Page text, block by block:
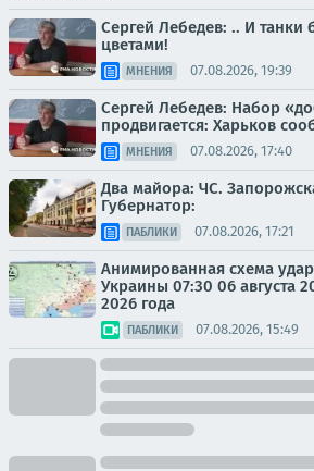
Сергей Лебедев: .. И танки
цветами!
МНЕНИЯ 07.08.2026, 19:39
Сергей Лебедев: Набор
продвигается: Харьков
МНЕНИЯ 07.08.2026, 17:40
Два майора: ЧС.
Губернатор:
ПАБЛИКИ 07.08.2026, 17:21
Анимированная схема
Украины 07:30 06 августа
2026 года
ПАБЛИКИ 07.08.2026, 15:49